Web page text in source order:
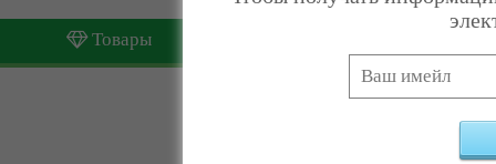
Товары
Медицинское